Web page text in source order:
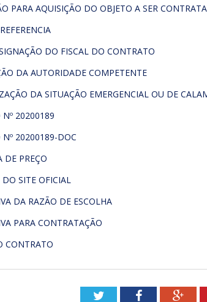
PARA AQUISIÇÃO DO OBJETO A SER
DO FISCAL DO CONTRATO
DA AUTORIDADE COMPETENTE
DA SITUAÇÃO EMERGENCIAL OU DE
20200189
Nº 20200189-DOC
DE PREÇO
SITE OFICIAL
DA RAZÃO DE ESCOLHA
PARA CONTRATAÇÃO
CONTRATO
TwitterFacebook